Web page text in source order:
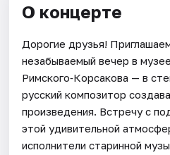
О концерте
Дорогие друзья!
незабываемый вечер в
Римского‑Корсакова — в
русский композитор
произведения. Встречу с
этой удивительной
исполнители старинной